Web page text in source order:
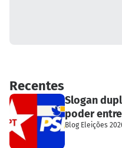
Recentes
Slogan
poder
Blog Eleições